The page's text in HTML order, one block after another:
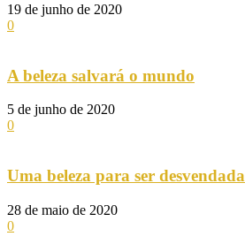
19 de junho de 2020
0
A beleza salvará o mundo
5 de junho de 2020
0
Uma beleza para ser desvendada
28 de maio de 2020
0